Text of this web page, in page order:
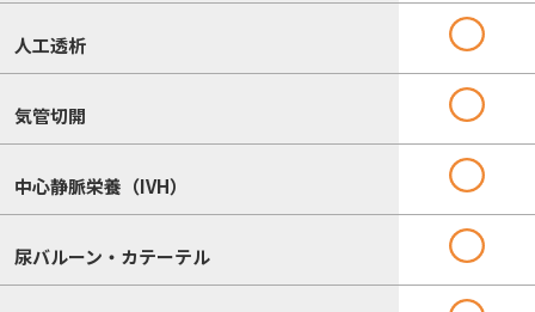
人工透析
気管切開
中心静脈栄養（IVH）
尿バルーン・カテーテル